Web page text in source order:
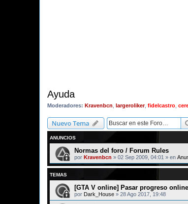
Ayuda
Moderadores: Kravenbcn largeroliker, fidelcastro
Nuevo Tema
ANUNCIOS
Normas del foro / Forum Rules
por Kravenbcn » 02 Sep 2009, 04:01 » en
TEMAS
[GTA V online] Pasar progreso
por Dark_House » 28 Ago 2017, 19:48